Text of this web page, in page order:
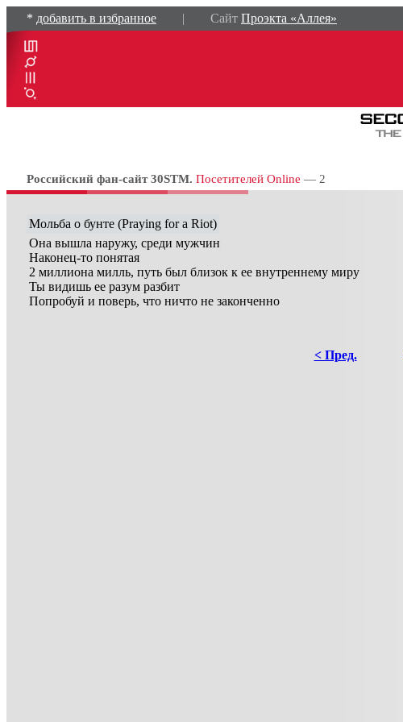
* добавить в избранное | Сайт Проэкта «Аллея»
Российский фан-сайт 30STM. Посетителей Online — 2
Мольба о бунте (Praying for a Riot)
Она вышла наружу, среди мужчин
Наконец-то понятая
2 миллиона милль, путь был близок к ее внутреннему миру
Ты видишь ее разум разбит
Попробуй и поверь, что ничто не законченно
< Пред.